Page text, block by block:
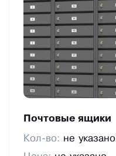
Почтовые ящики
Кол-во: не указано